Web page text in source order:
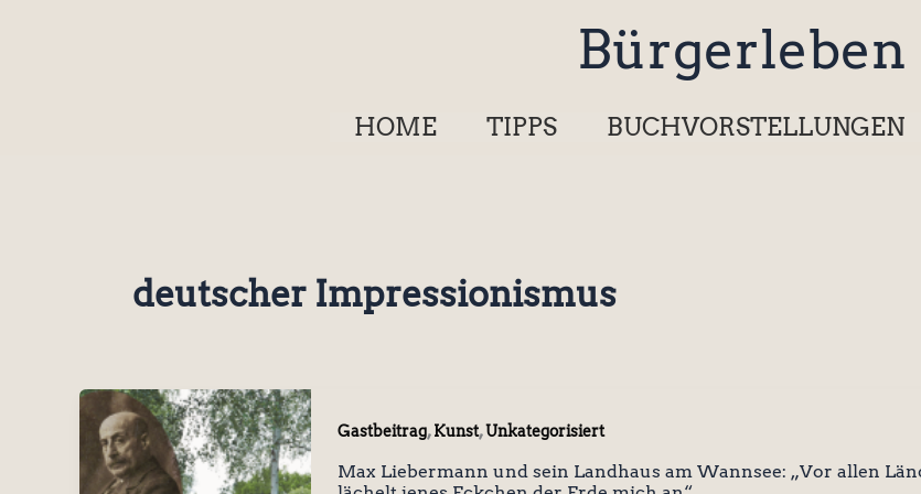
Bürgerleben
HOME TIPPS BUCHVORSTELLUNGEN
deutscher Impressionismus
Gastbeitrag,Kunst,Unkategorisiert
Max Liebermann und sein Landhaus am Wannsee: „Vor allen